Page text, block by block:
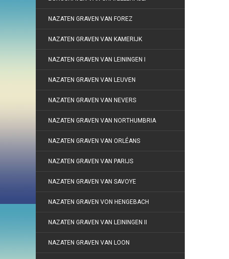
NAZATEN GRAVEN VAN FOREZ
NAZATEN GRAVEN VAN KAMERIJK
NAZATEN GRAVEN VAN LEININGEN I
NAZATEN GRAVEN VAN LEUVEN
NAZATEN GRAVEN VAN NEVERS
NAZATEN GRAVEN VAN NORTHUMBRIA
NAZATEN GRAVEN VAN ORLÉANS
NAZATEN GRAVEN VAN PARIJS
NAZATEN GRAVEN VAN SAVOYE
NAZATEN GRAVEN VON HENGEBACH
NAZATEN GRAVEN VAN LEININGEN II
NAZATEN GRAVEN VAN LOON